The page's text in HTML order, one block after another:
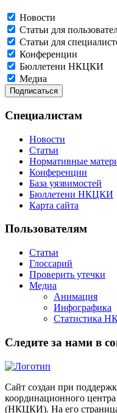
Новости
Статьи для
Статьи для
Конференции
Бюллетени НКЦКИ
Медиа
Специалистам
Новости
Статьи
Нормативные
Конференции
База уязвимостей
Бюллетени НКЦКИ
Карта сайта
Пользователям
Статьи
Глоссарий
Проверить утечки
Медиа
Анимация
Инфографика
Статистика
Следите за нами в
Сайт создан при
координационного
(НКЦКИ). На его